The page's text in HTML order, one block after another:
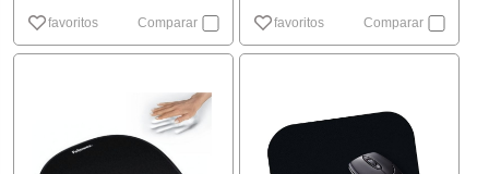
favoritos Comparar favoritos Comparar